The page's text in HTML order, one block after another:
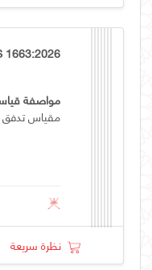
1663:2026
مواصفة
مقياس تدفق
نظرة سريعة